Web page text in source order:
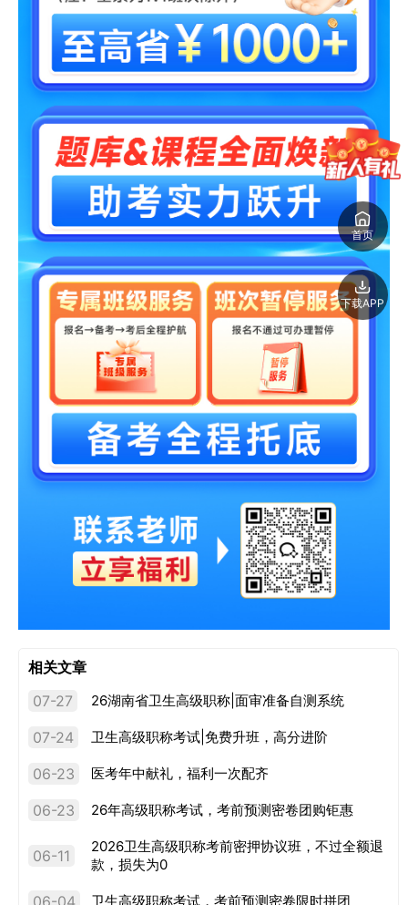
首页
下载APP
相关文章
07-27
26湖南省卫生高级职称|面审准备自测系统
07-24 卫生高级职称考试|免费升班，高分进阶
06-23 医考年中献礼，福利一次配齐
06-23 26年高级职称考试，考前预测密卷团购钜惠
06-11
2026卫生高级职称考前密押协议班，不过全额退
款，损失为0
卫生高级职称考试，考前预测密卷限时拼团